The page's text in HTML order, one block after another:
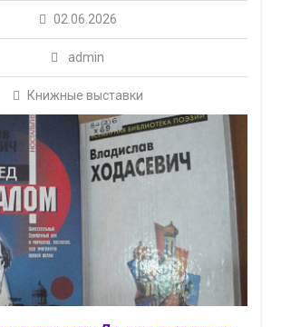
02.06.2026
admin
Книжные выставки